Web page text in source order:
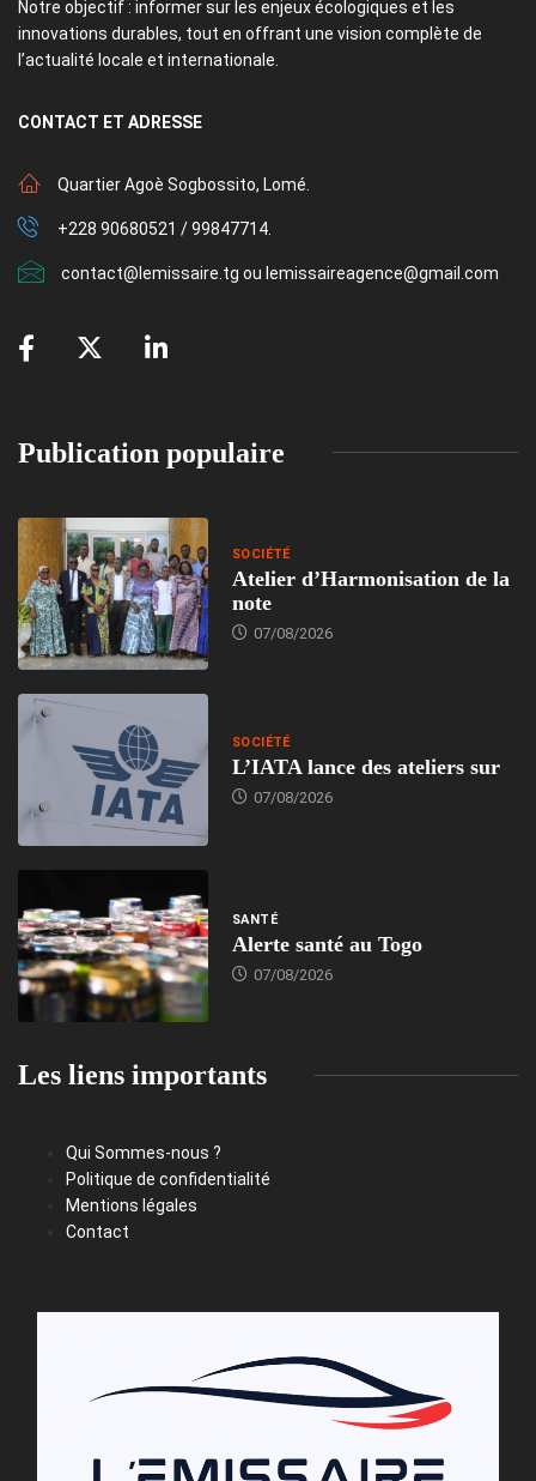
Notre objectif : informer sur les enjeux écologiques et les
innovations durables, tout en offrant une vision complète de
l’actualité locale et internationale.
CONTACT ET ADRESSE
Quartier Agoè Sogbossito, Lomé.
+228 90680521 / 99847714.
contact@lemissaire.tg ou lemissaireagence@gmail.com
Publication populaire
SOCIÉTÉ
Atelier d’Harmonisation de la
note
07/08/2026
SOCIÉTÉ
L’IATA lance des ateliers sur
07/08/2026
SANTÉ
Alerte santé au Togo
07/08/2026
Les liens importants
Qui Sommes-nous ?
Politique de confidentialité
Mentions légales
Contact